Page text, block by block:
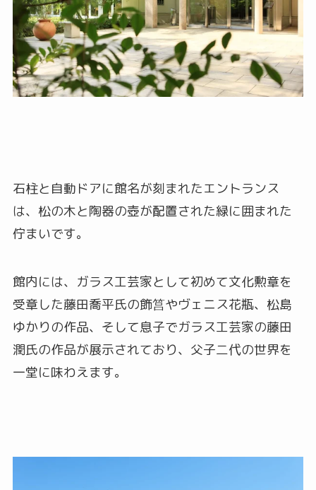
石柱と自動ドアに館名が刻まれたエントランス
は、松の木と陶器の壺が配置された緑に囲まれた
佇まいです。
館内には、ガラス工芸家として初めて文化勲章を
受章した藤田喬平氏の飾筥やヴェニス花瓶、松島
ゆかりの作品、そして息子でガラス工芸家の藤田
潤氏の作品が展示されており、父子二代の世界を
一堂に味わえます。